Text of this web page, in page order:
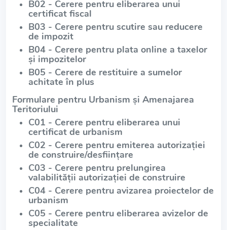
B02 - Cerere pentru eliberarea unui
certificat fiscal
B03 - Cerere pentru scutire sau reducere
de impozit
B04 - Cerere pentru plata online a taxelor
și impozitelor
B05 - Cerere de restituire a sumelor
achitate în plus
Formulare pentru Urbanism și Amenajarea
Teritoriului
C01 - Cerere pentru eliberarea unui
certificat de urbanism
C02 - Cerere pentru emiterea autorizației
de construire/desființare
C03 - Cerere pentru prelungirea
valabilității autorizației de construire
C04 - Cerere pentru avizarea proiectelor de
urbanism
C05 - Cerere pentru eliberarea avizelor de
specialitate